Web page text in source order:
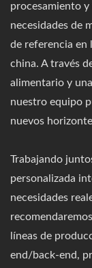
procesamiento
necesidades de
de referencia en
china. A través
alimentario y
nuestro equipo
nuevos
Trabajando
personalizada
necesidades
líneas de
end/back-end,